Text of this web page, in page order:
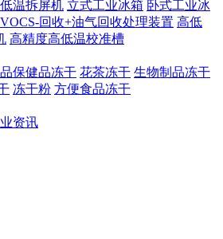
温拆屏机 立式工业冰箱 卧式工业冰
VOCS-回收+油气回收处理装置 高低
高精度高低温校准槽
保健品冻干 花茶冻干 生物制品冻干
冻干粉 方便食品冻干
资讯